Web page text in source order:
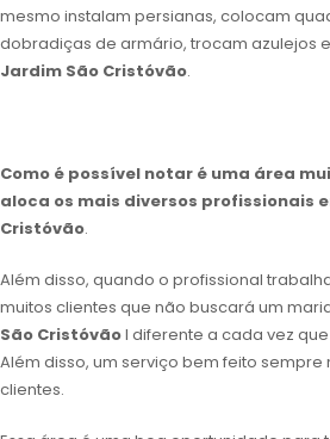
mesmo instalam persianas, colocam
dobradiças de armário, trocam azulejos
Jardim São Cristóvão.
Como é possível notar é uma área
aloca os mais diversos profissionais
Cristóvão.
Além disso, quando o profissional
muitos clientes que não buscará um
São Cristóvãol diferente a cada vez
Além disso, um serviço bem feito
clientes.